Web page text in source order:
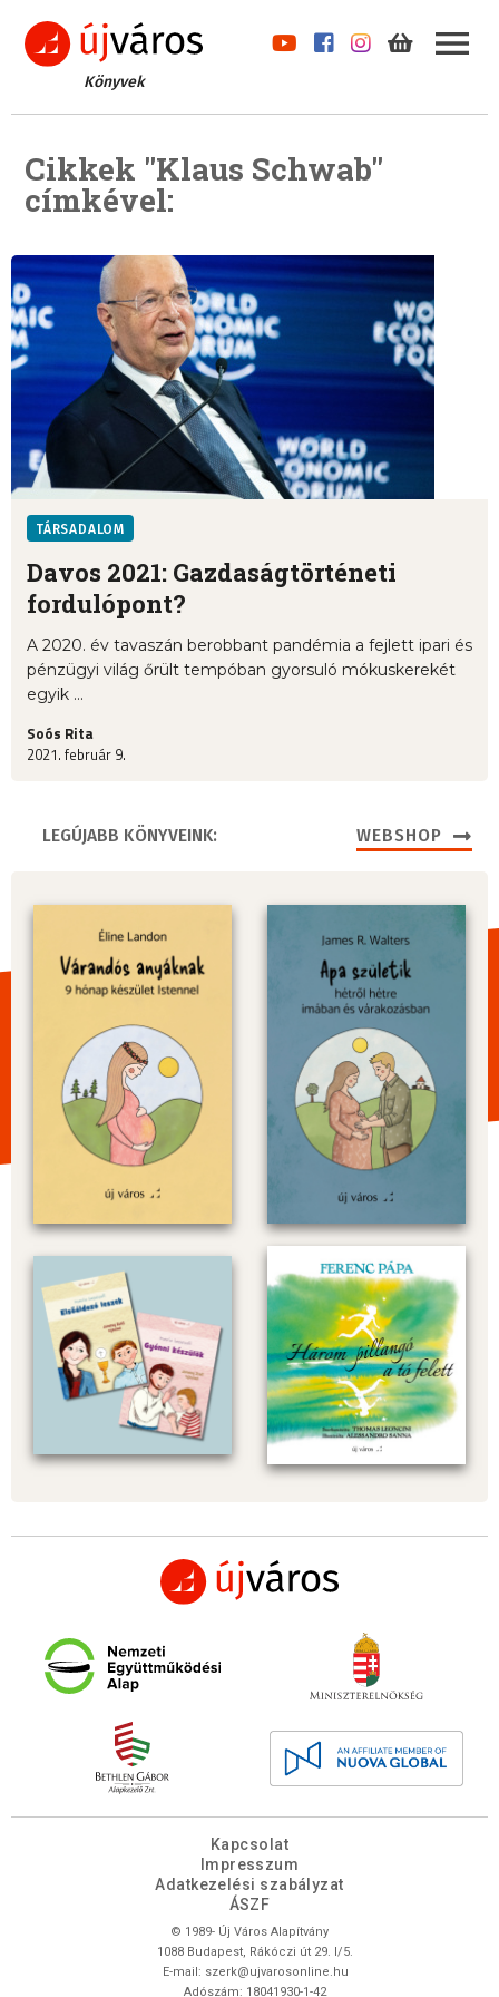
Könyvek
Cikkek "Klaus Schwab"
címkével:
TÁRSADALOM
Davos 2021: Gazdaságtörténeti
fordulópont?
A 2020. év tavaszán berobbant pandémia a fejlett ipari és
pénzügyi világ őrült tempóban gyorsuló mókuskerekét
egyik ...
Soós Rita
2021. február 9.
LEGÚJABB KÖNYVEINK: WEBSHOP
Kapcsolat
Impresszum
Adatkezelési szabályzat
ÁSZF
© 1989- Új Város Alapítvány
1088 Budapest, Rákóczi út 29. I/5.
E-mail: szerk@ujvarosonline.hu
Adószám: 18041930-1-42